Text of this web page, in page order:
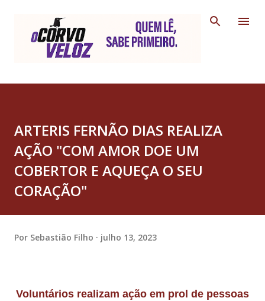
ARTERIS FERNÃO DIAS REALIZA
AÇÃO "COM AMOR DOE UM
COBERTOR E AQUEÇA O SEU
CORAÇÃO"
Por Sebastião Filho julho 13, 2023
Voluntários realizam ação em prol de pessoas